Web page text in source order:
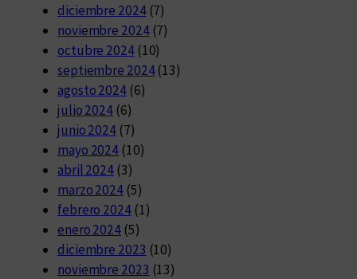
diciembre 2024(7)
noviembre 2024(7)
octubre 2024(10)
septiembre 2024(13)
agosto 2024(6)
julio 2024 (6)
junio 2024 (7)
mayo 2024 (10)
abril 2024 (3)
marzo 2024 (5)
febrero 2024(1)
enero 2024 (5)
diciembre 2023 (10)
noviembre 2023 (13)